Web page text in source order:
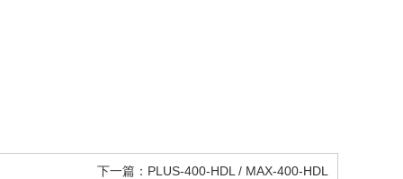
下一篇： PLUS-400-HDL / MAX-400-HDL